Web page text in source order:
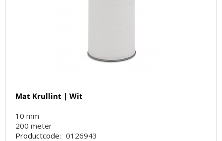
Mat Krullint | Wit
10 mm
200 meter
Productcode: 0126943